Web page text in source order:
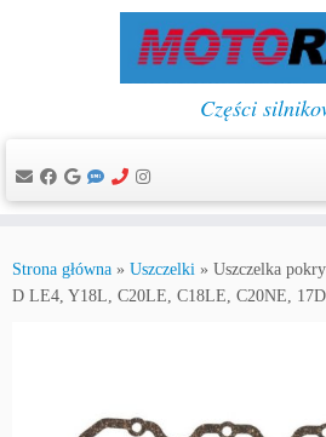
do
treści
Części
Strona główna » Uszczelki » Uszczelka
D LE4, Y18L, C20LE, C18LE, C20NE,